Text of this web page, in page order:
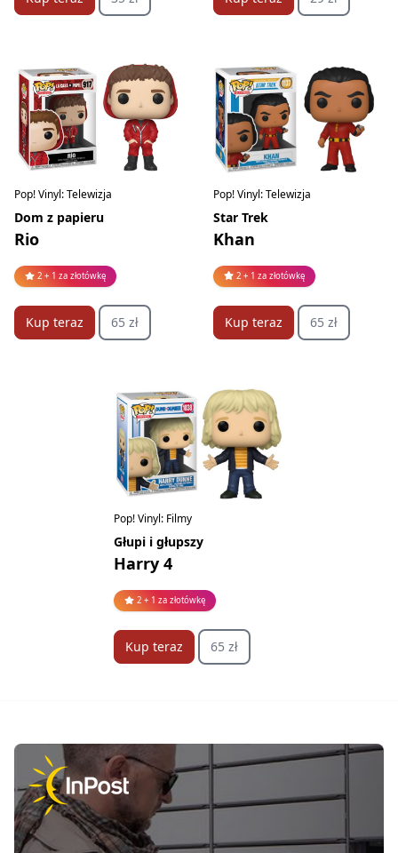
Pop! Vinyl: Telewizja
Dom z papieru
Rio
2 + 1 za złotówkę
Kup teraz 65 zł
Pop! Vinyl: Telewizja
Star Trek
Khan
2 + 1 za złotówkę
Kup teraz 65 zł
Pop! Vinyl: Filmy
Głupi i głupszy
Harry 4
2 + 1 za złotówkę
Kup teraz 65 zł